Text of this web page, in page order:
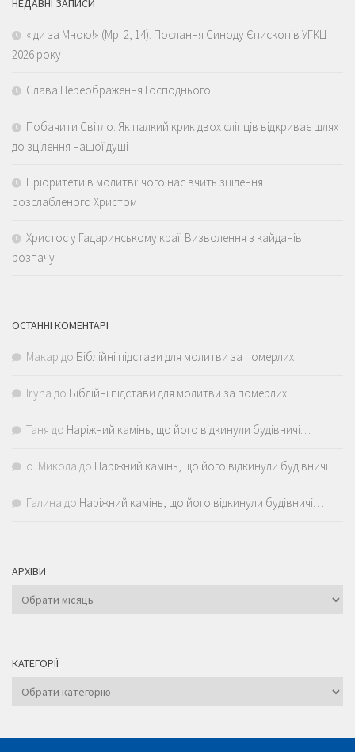
НЕДАВНІ ЗАПИСИ
«Іди за Мною!» (Мр. 2, 14). Послання Синоду Єпископів УГКЦ
2026 року
Слава Переображення Господнього
Побачити Світло: Як палкий крик двох сліпців відкриває шлях
до зцілення нашої душі
Пріоритети в молитві: чого нас вчить зцілення
розслабленого Христом
Христос у Гадаринському краї: Визволення з кайданів
розпачу
ОСТАННІ КОМЕНТАРІ
Макар до Біблійні підстави для молитви за померлих
Iryna до Біблійні підстави для молитви за померлих
Таня до Наріжний камінь, що його відкинули будівничі…
о. Микола до Наріжний камінь, що його відкинули будівничі…
Галина до Наріжний камінь, що його відкинули будівничі…
АРХІВИ
Архіви
КАТЕГОРІЇ
Категорії